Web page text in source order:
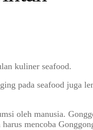
kuliner seafood.
pada seafood juga
oleh manusia.
mencoba